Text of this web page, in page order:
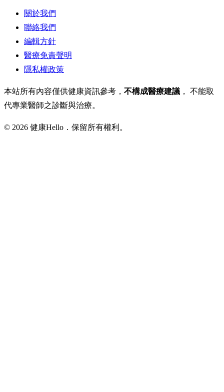
關於我們
聯絡我們
編輯方針
醫療免責聲明
隱私權政策
本站所有內容僅供健康資訊參考， 不構成醫療建議 ， 不能取
代專業醫師之診斷與治療。
© 2026 健康Hello．保留所有權利。